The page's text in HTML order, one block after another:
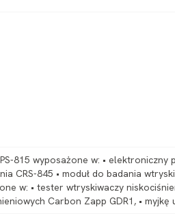
815 wyposażone w: • elektroniczny
CRS-845 • moduł do badania
w: • tester wtryskiwaczy
Carbon Zapp GDR1, • myjkę